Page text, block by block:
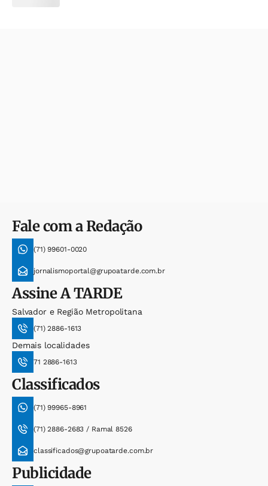
Fale com a Redação
(71) 99601-0020
jornalismoportal@grupoatarde.com.br
AssineA TARDE
Salvador e Região Metropolitana
(71) 2886-1613
Demais localidades
71 2886-1613
Classificados
(71) 99965-8961
(71) 2886-2683 / Ramal 8526
classificados@grupoatarde.com.br
Publicidade